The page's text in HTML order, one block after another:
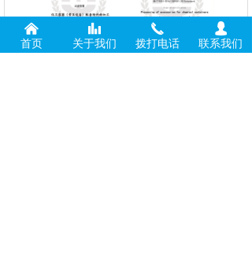
낀
首页
뀲
关于我们
끅
拨打电话
넙
联系我们